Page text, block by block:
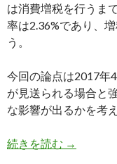
は消費増税を行うま
率は2.36%であり、
う。
今回の論点は2017年
が見送られる場合と
な影響が出るかを考
続きを読む 消費税増
→